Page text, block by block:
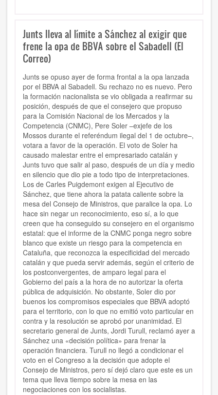
Junts lleva al límite a Sánchez al exigir que
frene la opa de BBVA sobre el Sabadell (El
Correo)
Junts se opuso ayer de forma frontal a la opa lanzada
por el BBVA al Sabadell. Su rechazo no es nuevo. Pero
la formación nacionalista se vio obligada a reafirmar su
posición, después de que el consejero que propuso
para la Comisión Nacional de los Mercados y la
Competencia (CNMC), Pere Soler –exjefe de los
Mossos durante el referéndum ilegal del 1 de octubre–,
votara a favor de la operación. El voto de Soler ha
causado malestar entre el empresariado catalán y
Junts tuvo que salir al paso, después de un día y medio
en silencio que dio pie a todo tipo de interpretaciones.
Los de Carles Puigdemont exigen al Ejecutivo de
Sánchez, que tiene ahora la patata caliente sobre la
mesa del Consejo de Ministros, que paralice la opa. Lo
hace sin negar un reconocimiento, eso sí, a lo que
creen que ha conseguido su consejero en el organismo
estatal: que el informe de la CNMC ponga negro sobre
blanco que existe un riesgo para la competencia en
Cataluña, que reconozca la especificidad del mercado
catalán y que pueda servir además, según el criterio de
los postconvergentes, de amparo legal para el
Gobierno del país a la hora de no autorizar la oferta
pública de adquisición. No obstante, Soler dio por
buenos los compromisos especiales que BBVA adoptó
para el territorio, con lo que no emitió voto particular en
contra y la resolución se aprobó por unanimidad. El
secretario general de Junts, Jordi Turull, reclamó ayer a
Sánchez una «decisión política» para frenar la
operación financiera. Turull no llegó a condicionar el
voto en el Congreso a la decisión que adopte el
Consejo de Ministros, pero sí dejó claro que este es un
tema que lleva tiempo sobre la mesa en las
negociaciones con los socialistas.